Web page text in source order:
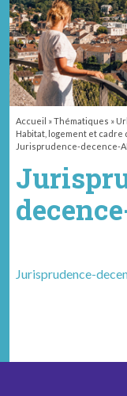
Accueil »Thématiques »
Habitat, logement et
Jurisprudence-decence-
Jurisprudence-